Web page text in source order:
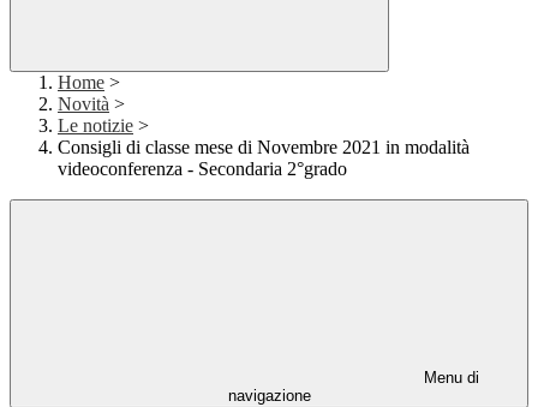
Home >
Novità >
Le notizie >
Consigli di classe mese di Novembre 2021 in modalità
videoconferenza - Secondaria 2°grado
Menu di
navigazione